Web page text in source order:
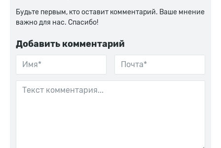
Будьте первым, кто оставит комментарий. Ваше мнение
важно для нас. Спасибо!
Добавить комментарий